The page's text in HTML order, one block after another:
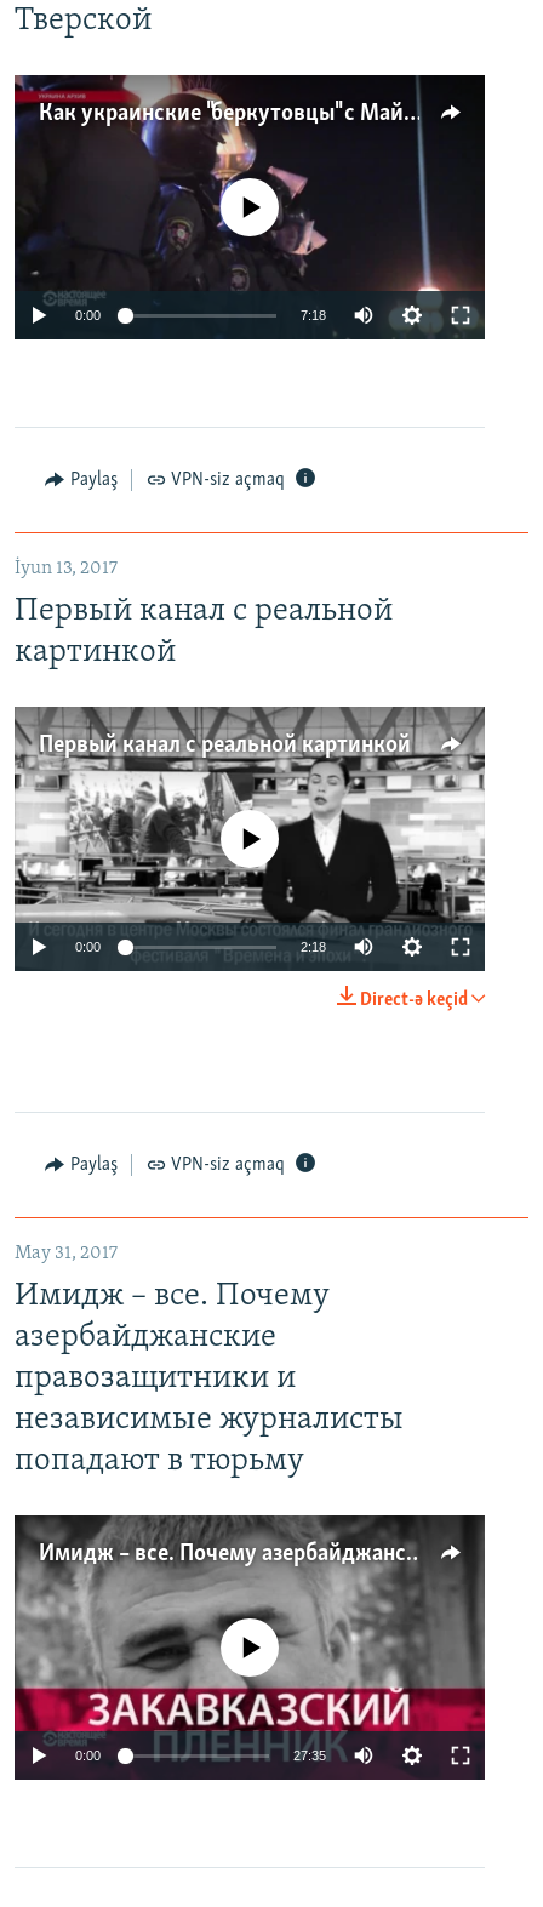
Тверской
Как украинские "беркутовцы" с Майдана стали ОМОНом с Тверской
No media source currently available
0:00 7:18
Paylaş VPN-siz açmaq
İyun 13, 2017
Первый канал с реальной
картинкой
Первый канал с реальной картинкой
No media source currently available
0:00 2:18
Direct-ə keçid
Paylaş VPN-siz açmaq
May 31, 2017
Имидж – все. Почему
азербайджанские
правозащитники и
независимые журналисты
попадают в тюрьму
Имидж – все. Почему азербайджанские правозащитники и независимые журналисты попадают в тюрьму
No media source currently available
0:00 27:35